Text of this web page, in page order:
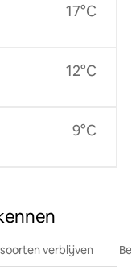
17°C
12°C
9°C
verblijven